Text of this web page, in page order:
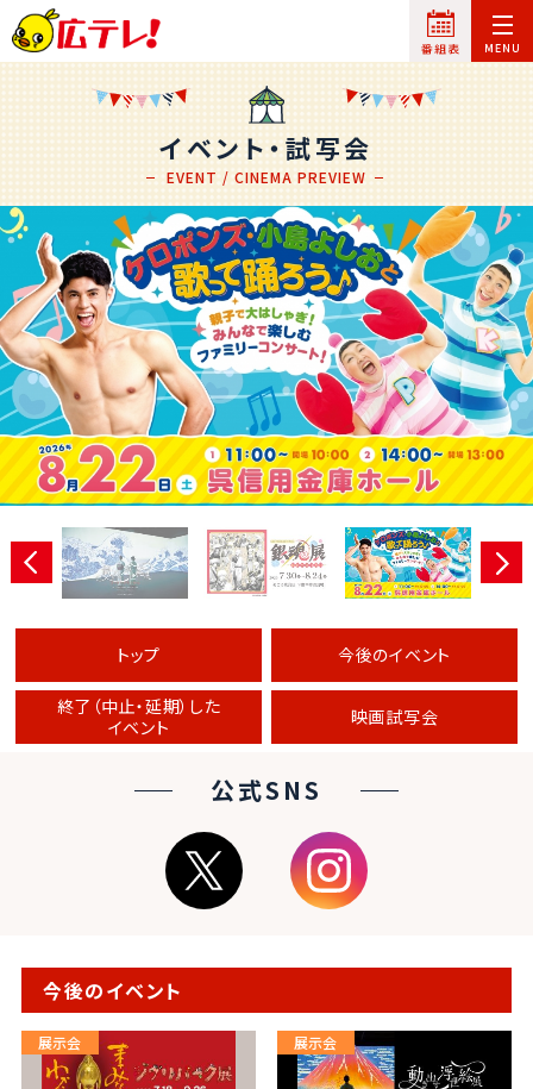
イベント・試写会
EVENT / CINEMA PREVIEW
トップ 今後のイベント
終了（中止・延期）した
イベント
映画試写会
公式SNS
今後のイベント